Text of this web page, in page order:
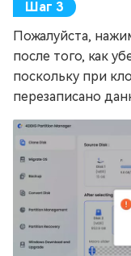
Пожалуйста,
после того, как
поскольку при
перезаписано